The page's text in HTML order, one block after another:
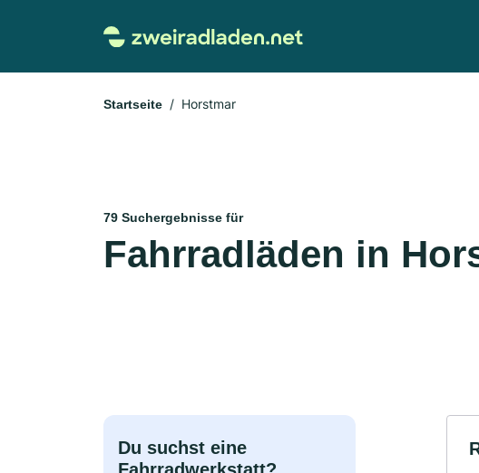
Startseite Horstmar
79 Suchergebnisse für
Fahrradläden in
Du suchst eine